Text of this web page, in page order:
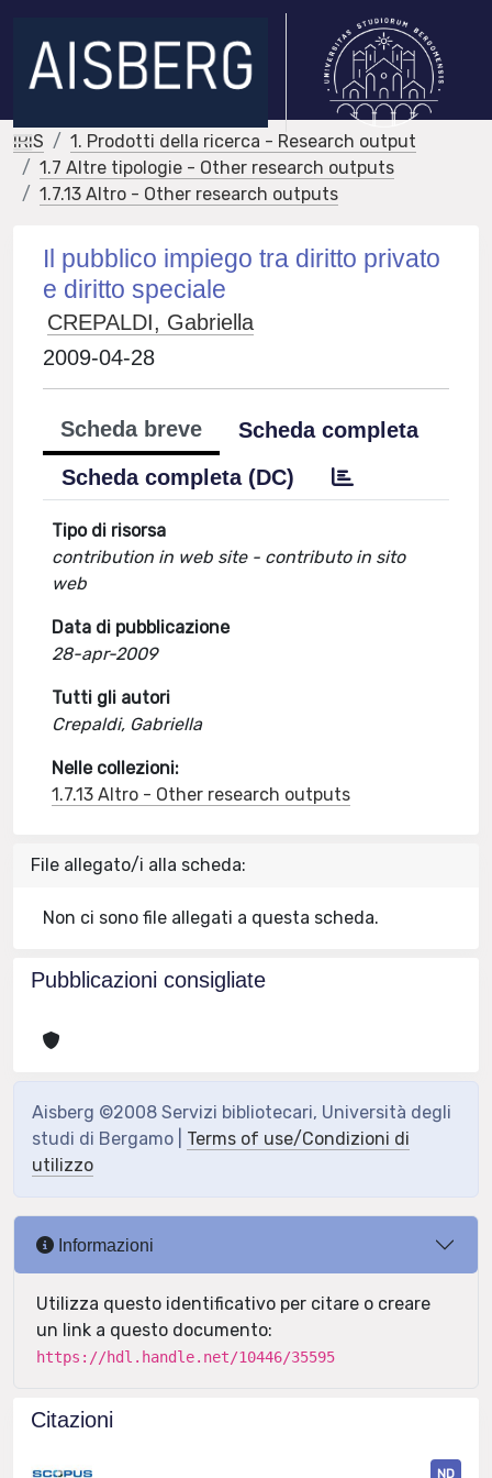
IRIS
1. Prodotti della ricerca - Research output
1.7 Altre tipologie - Other research outputs
1.7.13 Altro - Other research outputs
Il pubblico impiego tra diritto privato
e diritto speciale
CREPALDI, Gabriella
2009-04-28
Scheda breve
Scheda completa
Scheda completa (DC)
Tipo di risorsa
contribution in web site - contributo in sito
web
Data di pubblicazione
28-apr-2009
Tutti gli autori
Crepaldi, Gabriella
Nelle collezioni:
1.7.13 Altro - Other research outputs
File allegato/i alla scheda:
Non ci sono file allegati a questa scheda.
Pubblicazioni consigliate
Aisberg ©2008 Servizi bibliotecari, Università degli
studi di Bergamo | Terms of use/Condizioni di
utilizzo
Informazioni
Utilizza questo identificativo per citare o creare
un link a questo documento:
https://hdl.handle.net/10446/35595
Citazioni
ND